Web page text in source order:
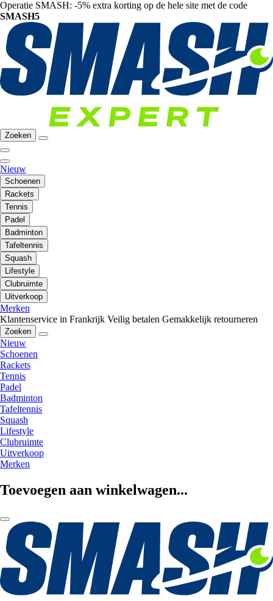
Operatie SMASH: -5% extra korting op de hele site met de code
SMASH5
Zoeken
Nieuw
Schoenen
Rackets
Tennis
Padel
Badminton
Tafeltennis
Squash
Lifestyle
Clubruimte
Uitverkoop
Merken
Klantenservice in Frankrijk Veilig betalen Gemakkelijk retourneren
Zoeken
Nieuw
Schoenen
Rackets
Tennis
Padel
Badminton
Tafeltennis
Squash
Lifestyle
Clubruimte
Uitverkoop
Merken
Toevoegen aan winkelwagen...